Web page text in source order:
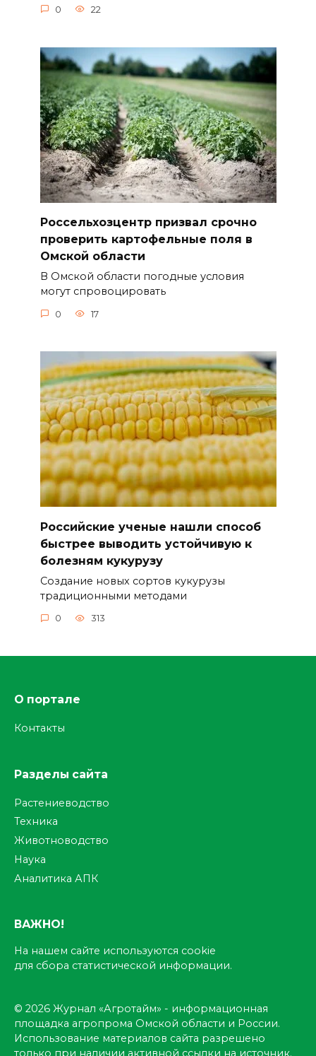
0 22
Россельхозцентр призвал срочно
проверить картофельные поля в
Омской области
В Омской области погодные условия
могут спровоцировать
0 17
Российские ученые нашли способ
быстрее выводить устойчивую к
болезням кукурузу
Создание новых сортов кукурузы
традиционными методами
0 313
О портале
Контакты
Разделы сайта
Растениеводство
Техника
Животноводство
Наука
Аналитика АПК
ВАЖНО!
На нашем сайте используются cookie
для сбора статистической информации.
© 2026 Журнал «Агротайм» - информационная
площадка агропрома Омской области и России.
Использование материалов сайта разрешено
только при наличии активной ссылки на источник.